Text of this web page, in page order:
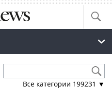
Все категории 199231 ▼